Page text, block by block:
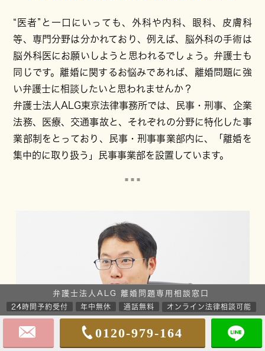
“医者”と一口にいっても、外科や内科、眼科、皮膚科
等、専門分野は分かれており、例えば、脳外科の手術は
脳外科医にお願いしようと思われるでしょう。弁護士も
同じです。離婚に関するお悩みであれば、離婚問題に強
い弁護士に相談したいと思われませんか？
弁護士法人ALG東京法律事務所では、民事・刑事、企業
法務、医療、交通事故と、それぞれの分野に特化した事
業部制をとっており、民事・刑事事業部内に、「離婚を
集中的に取り扱う」民事事業部を設置しています。
弁護士法人ALG 離婚問題専用相談窓口
24時間予約受付 年中無休 通話無料 オンライン法律相談可能
0120-979-164